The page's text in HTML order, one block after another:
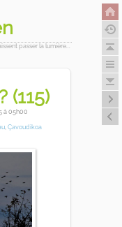
passer la lumière...
(115)
à 05h00
, Çavoudikoa